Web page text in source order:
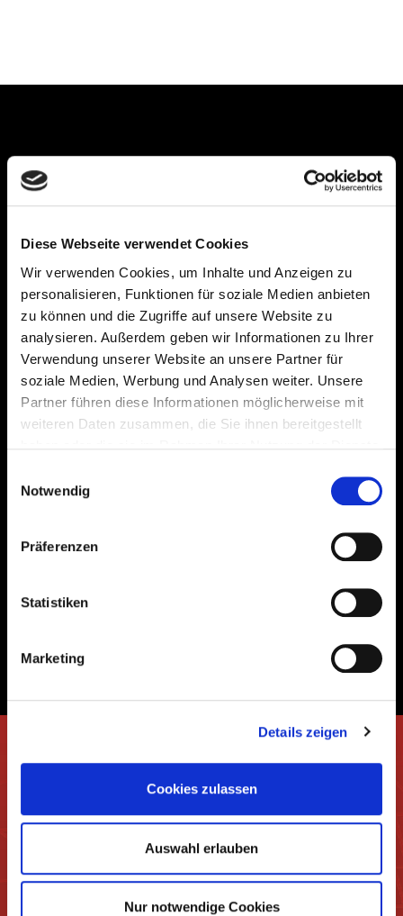
Diese Webseite verwendet Cookies
Wir verwenden Cookies, um Inhalte und Anzeigen zu
personalisieren, Funktionen für soziale Medien anbieten
zu können und die Zugriffe auf unsere Website zu
analysieren. Außerdem geben wir Informationen zu Ihrer
Verwendung unserer Website an unsere Partner für
soziale Medien, Werbung und Analysen weiter. Unsere
Partner führen diese Informationen möglicherweise mit
weiteren Daten zusammen, die Sie ihnen bereitgestellt
Notwendig
Präferenzen
Statistiken
Marketing
Details zeigen
Cookies zulassen
Auswahl erlauben
Nur notwendige Cookies
FAIRNESS UND
PARTNERSCHAFTLICHE
ZUSAMMENARBEIT